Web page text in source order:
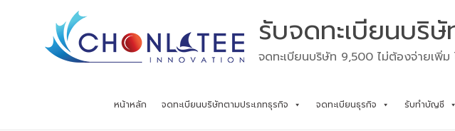
รับจดทะเบียนบริ
จดทะเบียนบริษัท 9,500 ไม่ต้องจ่ายเพิ่
หน้าหลัก จดทะเบียนบริษัทตามประเภทธุรกิจ จดทะเบียนธุรกิจ รับทำบัญชี